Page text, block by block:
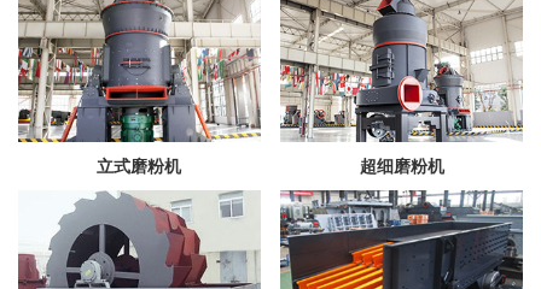
立式磨粉机 超细磨粉机